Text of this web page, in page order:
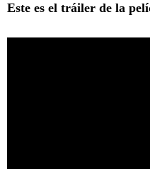
Este es el tráiler de la